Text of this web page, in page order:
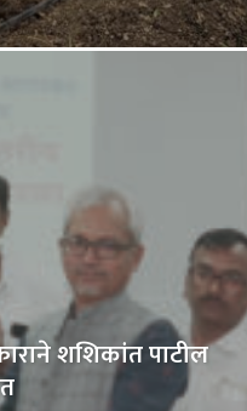
शशिकांत पाटील